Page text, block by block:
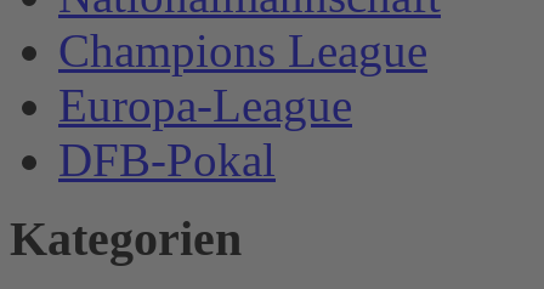
Champions League
Europa-League
DFB-Pokal
Kategorien